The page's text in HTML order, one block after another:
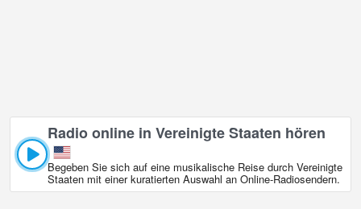
Radio online in Vereinigte Staaten hören
Begeben Sie sich auf eine musikalische Reise durch Vereinigte
Staaten mit einer kuratierten Auswahl an Online‑Radiosendern.